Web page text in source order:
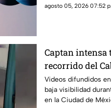
agosto 05, 2026 07:52
Captan
recorrido del
Videos difundidos
baja visibilidad
en la Ciudad de